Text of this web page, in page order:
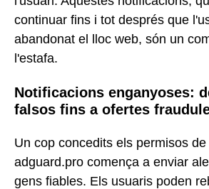
continuar fins i tot després que
abandonat el lloc web, són un
l'estafa.
Notificacions enganyoses:
falsos fins a ofertes
Un cop concedits els permisos
adguard.pro comença a enviar
gens fiables. Els usuaris poden